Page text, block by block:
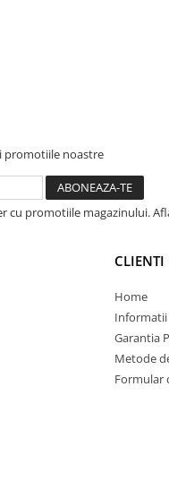
promotiile noastre
cu promotiile magazinului.
CLIENTI
Home
Garantia
Metode
Formular